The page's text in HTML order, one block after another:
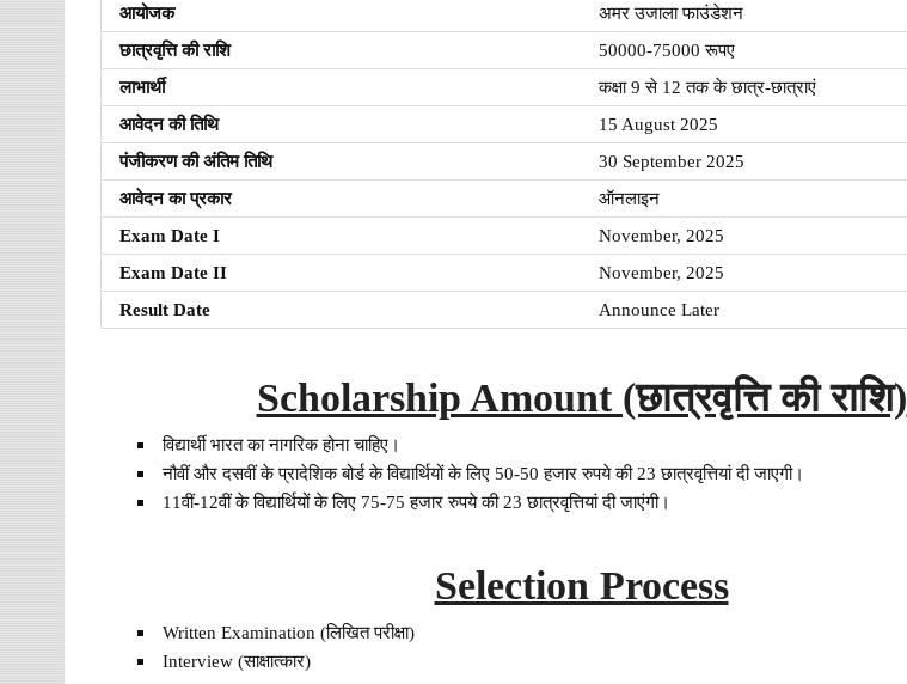
आयोजक
अमर उजाला फाउंडेशन
छात्रवृत्ति की राशि
50000-75000 रूपए
लाभार्थी
कक्षा 9 से 12 तक के छात्र-छात्राएं
आवेदन की तिथि
15 August 2025
पंजीकरण की अंतिम तिथि
30 September 2025
आवेदन का प्रकार
ऑनलाइन
Exam Date I
November, 2025
Exam Date II
November, 2025
Result Date
Announce Later
Scholarship Amount (छात्रवृत्ति की राशि)
विद्यार्थी भारत का नागरिक होना चाहिए।
नौवीं और दसवीं के प्रादेशिक बोर्ड के विद्यार्थियों के लिए 50-50 हजार रुपये की 23 छात्रवृत्तियां दी जाएगी।
11वीं-12वीं के विद्यार्थियों के लिए 75-75 हजार रुपये की 23 छात्रवृत्तियां दी जाएंगी।
Selection Process
Written Examination (लिखित परीक्षा)
Interview (साक्षात्कार)